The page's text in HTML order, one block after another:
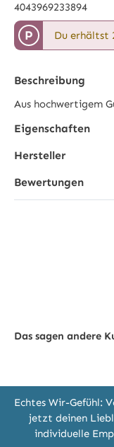
4043969233894
P Du erhältst
Beschreibung
Aus hochwertigem
Eigenschaften
Hersteller
Bewertungen
Das sagen andere
Echtes Wir-Gefühl:
jetzt deinen
individuelle